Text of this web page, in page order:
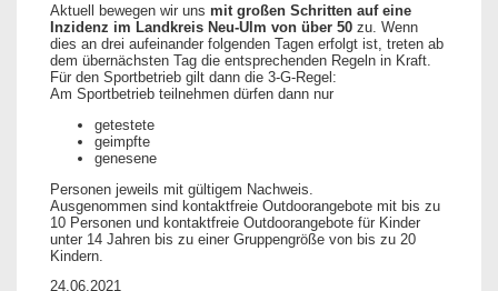
Aktuell bewegen wir uns mit großen Schritten auf eine
Inzidenz im Landkreis Neu-Ulm von über 50 zu. Wenn
dies an drei aufeinander folgenden Tagen erfolgt ist, treten ab
dem übernächsten Tag die entsprechenden Regeln in Kraft.
Für den Sportbetrieb gilt dann die 3-G-Regel:
Am Sportbetrieb teilnehmen dürfen dann nur
getestete
geimpfte
genesene
Personen jeweils mit gültigem Nachweis.
Ausgenommen sind kontaktfreie Outdoorangebote mit bis zu
10 Personen und kontaktfreie Outdoorangebote für Kinder
unter 14 Jahren bis zu einer Gruppengröße von bis zu 20
Kindern.
24.06.2021